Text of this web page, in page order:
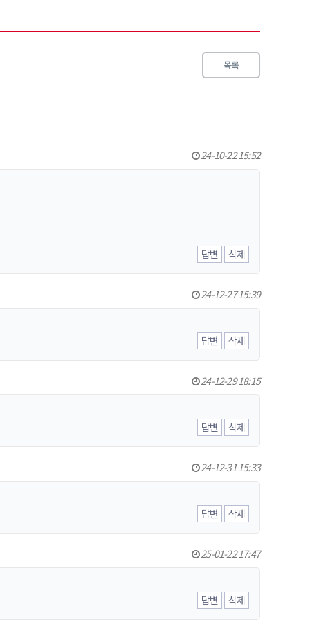
목록
24-10-22 15:52
답변
삭제
24-12-27 15:39
답변
삭제
24-12-29 18:15
답변
삭제
24-12-31 15:33
답변
삭제
25-01-22 17:47
답변
삭제